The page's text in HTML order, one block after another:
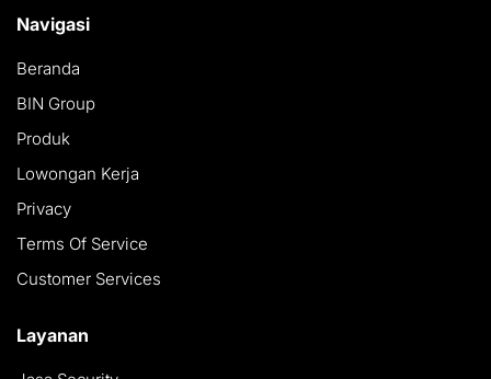
Navigasi
Beranda
BIN Group
Produk
Lowongan Kerja
Privacy
Terms Of Service
Customer Services
Layanan